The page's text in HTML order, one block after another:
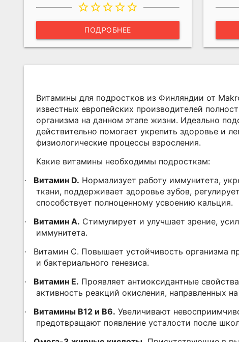
star_borderstar_borderstar_borderstar_borderstar_border
ПОДРОБНЕЕ
Витамины для подростков из Финляндии от
известных европейских производителей
организма на данном этапе жизни. Идеально
действительно помогает укрепить здоровье и
физиологические процессы взросления.
Какие витамины необходимы подросткам:
· Витамин D. Нормализует работу иммунитета,
ткани, поддерживает здоровье зубов,
способствует полноценному усвоению кальция.
· Витамин A. Стимулирует и улучшает зрение,
иммунитета.
·
Витамин C. Повышает устойчивость организма
и бактериального генезиса.
· Витамин E. Проявляет антиоксидантные
активность реакций окисления, направленных
· Витамины B12 и B6. Увеличивают
предотвращают появление усталости после